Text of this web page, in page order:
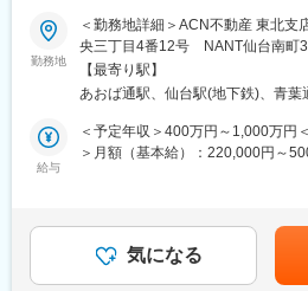
テル、末梢血管拡張用メタリック
ために静脈内にできた血栓を捕獲
らの機器を病変部に誘導するため
グカテーテル、血管の状況を検査
音波診断用カテーテル）などがあり
■キャリアパス：
できる制度あるため、マネージャ
管理部門など幅広いポジションに
■概要
全国約3分の2の金融機関と取引す
紹介を受け、法人・個人へ不動産
ます。
飛び込みなどの新規開拓はなく、
に、顧客の資産運用・相続対策ニ
・金融機関から紹介を受けた顧客
・「Aシェア」の立地、収益性、
・資産運用や相続対策の目的に応
勤務地
＜勤務地詳細＞ACN不動産 東北支
央三丁目4番12号 NANT仙台南町
喫煙対策：敷地内全面禁煙変更の
【最寄り駅】
あおば通駅、仙台駅(地下鉄)、青葉
給与
＜予定年収＞400万円～1,000万円
＞月額（基本給）：220,000円～
有＜給与補足＞■賞与：年2回（6
分別途支給《変動給について補足
ンセンティブ・歩合給・賞与）が
気になる